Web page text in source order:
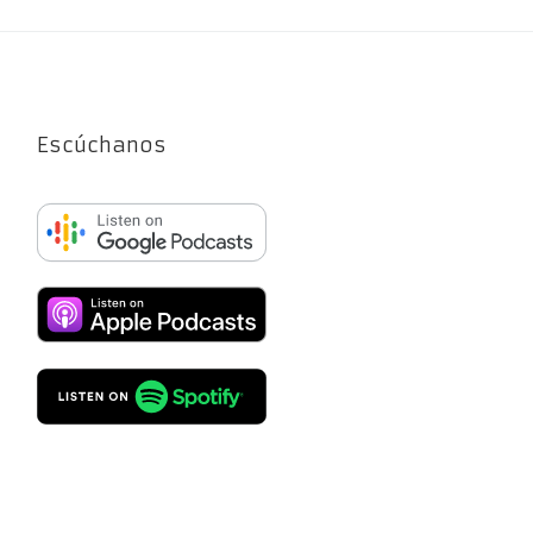
Escúchanos